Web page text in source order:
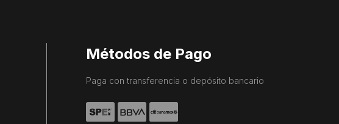
Métodos de Pago
Paga con transferencia o depósito bancario